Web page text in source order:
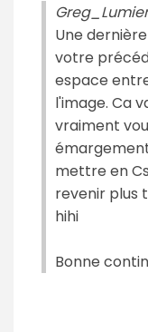
Une
votre
espace
l'image. Ca
vraiment
mettre en
revenir plus
hihi
Bonne